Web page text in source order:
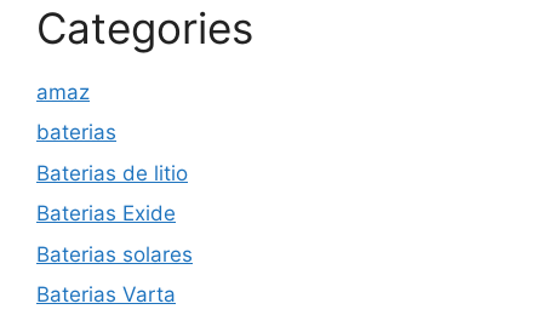
Categories
amaz
baterias
Baterias de litio
Baterias Exide
Baterias solares
Baterias Varta